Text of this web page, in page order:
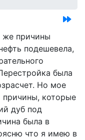
же причины
подешевела,
была
Но мое
причины, которые
дуб под
была в
что я имею в